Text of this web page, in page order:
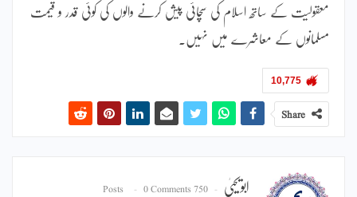
معقولیت کے ساتھ اسلام کی سچائی پیش کرنے والوں کی کوئی قدر و قیمت
مسلمانوں کے معاشرے میں نہیں۔
10,775
Share
ابویحییٰ 750 Posts
0 Comments